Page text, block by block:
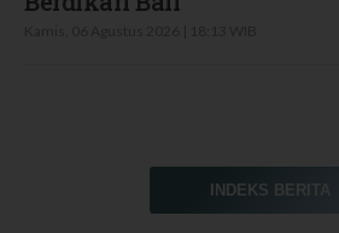
INDEKS BERITA